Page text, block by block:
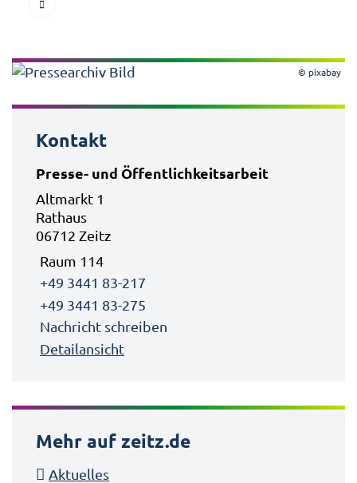
© pixabay
Kontakt
Presse- und Öffentlichkeitsarbeit
Altmarkt 1
Rathaus
06712 Zeitz
Raum 114
+49 3441 83-217
+49 3441 83-275
Nachricht schreiben
Detailansicht
Mehr auf zeitz.de
Aktuelles